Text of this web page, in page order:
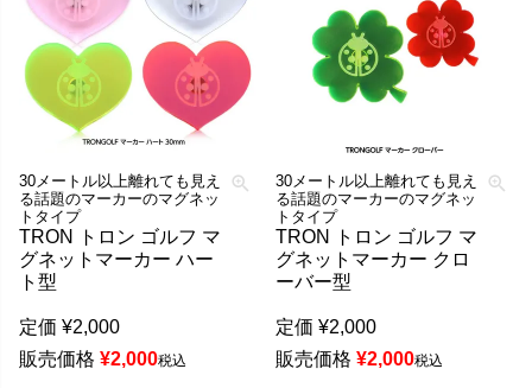
30メートル以上離れても見え
る話題のマーカーのマグネッ
トタイプ
TRON トロン ゴルフ マ
グネットマーカー ハー
ト型
定価 ¥2,000
販売価格 ¥2,000税込
30メートル以上離れても見え
る話題のマーカーのマグネッ
トタイプ
TRON トロン ゴルフ マ
グネットマーカー クロ
ーバー型
定価 ¥2,000
販売価格 ¥2,000税込